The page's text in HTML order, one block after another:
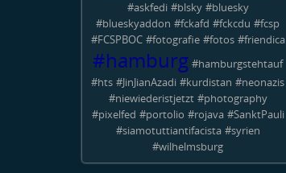
#askfedi #blsky #bluesky
#blueskyaddon #fckafd #fckcdu #fcsp
#FCSPBOC #fotografie #fotos #friendica
#hamburg #hamburgstehtauf
#hts #JinJianAzadi #kurdistan #neonazis
#niewiederistjetzt #photography
#pixelfed #portolio #rojava #SanktPauli
#siamotuttiantifacista #syrien
#wilhelmsburg